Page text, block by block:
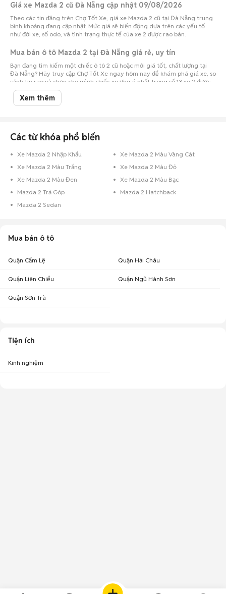
Giá xe Mazda 2 cũ Đà Nẵng cập nhật 09/08/2026
Theo các tin đăng trên Chợ Tốt Xe, giá xe Mazda 2 cũ tại Đà Nẵng trung
bình khoảng đang cập nhật. Mức giá sẽ biến động dựa trên các yếu tố
như đời xe, số odo, và tình trạng thực tế của xe 2 được rao bán.
Mua bán ô tô Mazda 2 tại Đà Nẵng giá rẻ, uy tín
Bạn đang tìm kiếm một chiếc ô tô 2 cũ hoặc mới giá tốt, chất lượng tại
Đà Nẵng? Hãy truy cập Chợ Tốt Xe ngay hôm nay để khám phá giá xe, so
sánh tin rao và chọn cho mình chiếc xe ưng ý nhất trong số 13 xe 2 được
rao bán.
Nếu bạn cần bán xe 2 cũ tại khu vực Đà Nẵng, đừng ngần ngại đăng tin
trên Chợ Tốt Xe!
Xem thêm
Các từ khóa phổ biến
Xe Mazda 2 Nhập Khẩu
Xe Mazda 2 Màu Vàng Cát
Xe Mazda 2 Màu Trắng
Xe Mazda 2 Màu Đỏ
Xe Mazda 2 Màu Đen
Xe Mazda 2 Màu Bạc
Mazda 2 Trả Góp
Mazda 2 Hatchback
Mazda 2 Sedan
Mua bán ô tô
Quận Cẩm Lệ Quận Hải Châu
Quận Liên Chiểu Quận Ngũ Hành Sơn
Quận Sơn Trà
Tiện ích
Kinh nghiệm